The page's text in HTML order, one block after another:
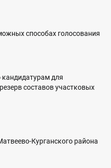
способах голосования
для
составов участковых
Курганского района